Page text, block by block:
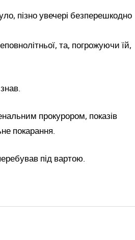
пізно увечері безперешкодно
та, погрожуючи їй,
прокурором, показів
покарання.
під вартою.